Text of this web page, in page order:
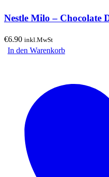
Nestle Milo – Chocolate
€6.90 inkl.MwSt
In den Warenkorb